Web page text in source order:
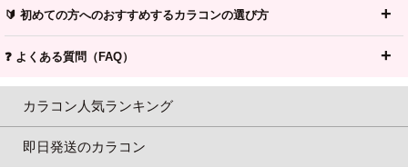
🔰 初めての方へのおすすめするカラコンの選び方
❓ よくある質問（FAQ）
カラコン人気ランキング
即日発送のカラコン